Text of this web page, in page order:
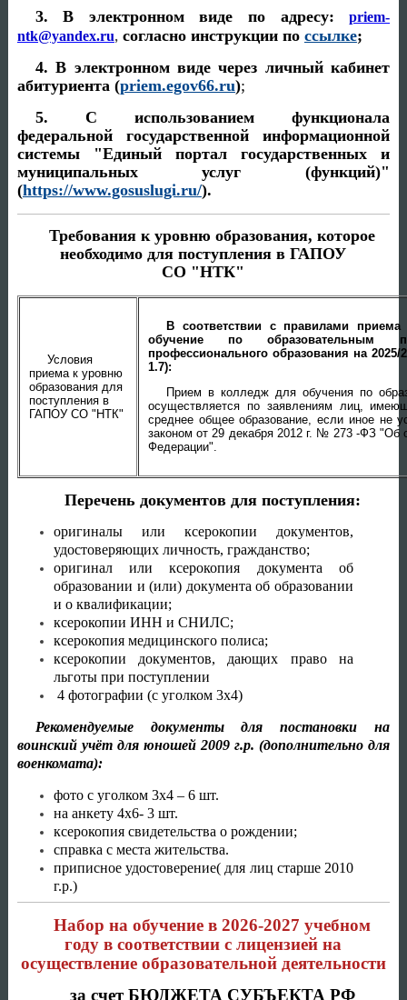
3. В электронном видепо адресу:priem-
ntk@yandex.ru, согласно инструкции по ссылке;
4. В электронном виде через личный кабинет
абитуриента (priem.egov66.ru);
5. С использованием функционала
федеральной государственной информационной
системы "Единый портал государственных и
муниципальных услуг (функций)"
(https://www.gosuslugi.ru/).
Требования к уровню образования, которое
необходимо для поступления в ГАПОУ
СО "НТК"
Условия
приема к уровню
образования для
поступления в
ГАПОУ СО "НТК"
В соответствии с правилами
обучение по образовательным
профессионального образования на 2025/
1.7):
Прием в колледж для обучения по
осуществляется по заявлениям лиц,
среднее общее образование, если иное не
законом от 29 декабря 2012 г. № 273 -ФЗ "Об
Федерации".
Перечень документов для поступления:
оригиналы или ксерокопии документов,
удостоверяющих личность, гражданство;
оригинал или ксерокопия документа об
образовании и (или) документа об образовании
и о квалификации;
ксерокопии ИНН и СНИЛС;
ксерокопия медицинского полиса;
ксерокопии документов, дающих право на
льготы при поступлении
4 фотографии (с уголком 3х4)
Рекомендуемые документы для постановки на
воинский учёт для юношей 2009 г.р. (дополнительно для
военкомата):
фото с уголком 3х4 – 6 шт.
на анкету 4х6- 3 шт.
ксерокопия свидетельства о рождении;
справка с места жительства.
приписное удостоверение( для лиц старше 2010
г.р.)
Набор на обучение в 2026-2027 учебном
году в соответствии с лицензией на
осуществление образовательной деятельности
за счет БЮДЖЕТА СУБЪЕКТА РФ